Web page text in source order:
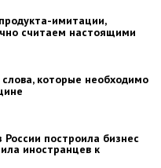
имитации,
считаем настоящими
которые необходимо
построила бизнес
иностранцев к